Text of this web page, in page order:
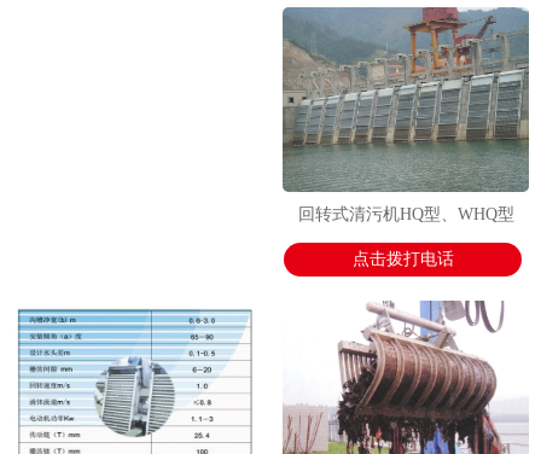
2
回转式清污机HQ型、WHQ型
点击拨打电话